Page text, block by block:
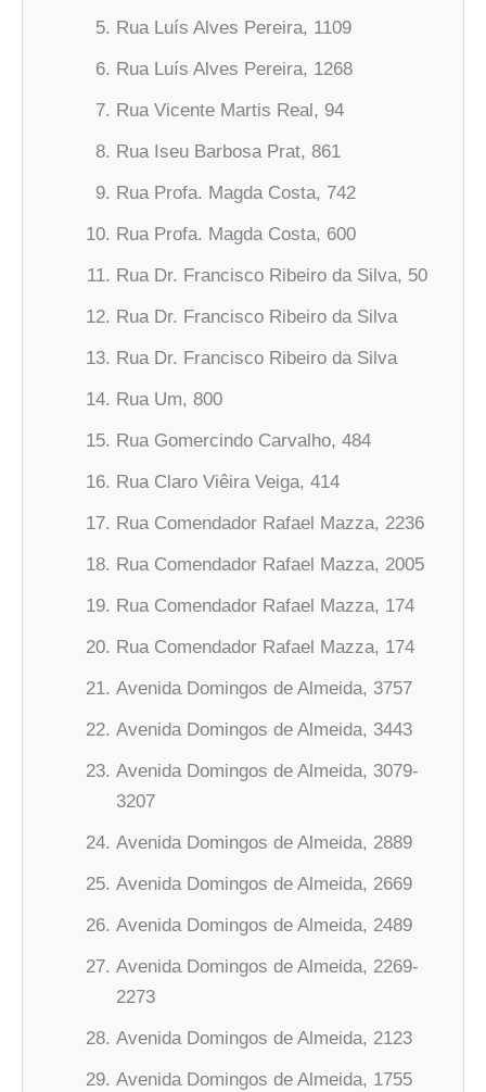
Rua Luís Alves Pereira, 1109
Rua Luís Alves Pereira, 1268
Rua Vicente Martis Real, 94
Rua Iseu Barbosa Prat, 861
Rua Profa. Magda Costa, 742
Rua Profa. Magda Costa, 600
Rua Dr. Francisco Ribeiro da Silva, 50
Rua Dr. Francisco Ribeiro da Silva
Rua Dr. Francisco Ribeiro da Silva
Rua Um, 800
Rua Gomercindo Carvalho, 484
Rua Claro Viêira Veiga, 414
Rua Comendador Rafael Mazza, 2236
Rua Comendador Rafael Mazza, 2005
Rua Comendador Rafael Mazza, 174
Rua Comendador Rafael Mazza, 174
Avenida Domingos de Almeida, 3757
Avenida Domingos de Almeida, 3443
Avenida Domingos de Almeida, 3079-
3207
Avenida Domingos de Almeida, 2889
Avenida Domingos de Almeida, 2669
Avenida Domingos de Almeida, 2489
Avenida Domingos de Almeida, 2269-
2273
Avenida Domingos de Almeida, 2123
Avenida Domingos de Almeida, 1755